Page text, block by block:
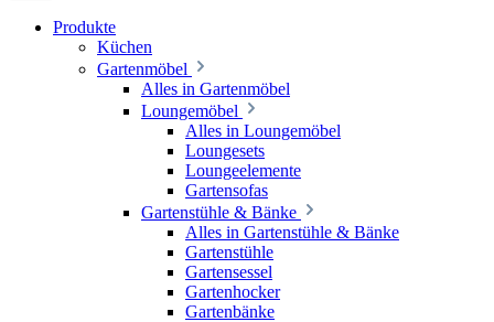
Produkte
Küchen
Gartenmöbel
Alles in Gartenmöbel
Loungemöbel
Alles in Loungemöbel
Loungesets
Loungeelemente
Gartensofas
Gartenstühle & Bänke
Alles in Gartenstühle & Bänke
Gartenstühle
Gartensessel
Gartenhocker
Gartenbänke